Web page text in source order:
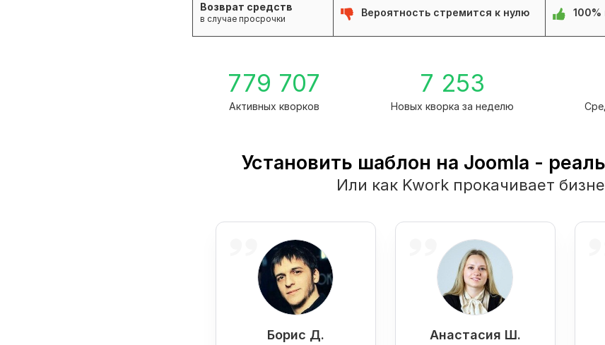
Возврат средств
в случае просрочки
Вероятность стремится к нулю 100%
779 707
Активных кворков
7 253
Новых кворка за неделю
Установить шаблон на Joomla -
Или как Kwork прокачивает
Борис Д. Анастасия Ш.